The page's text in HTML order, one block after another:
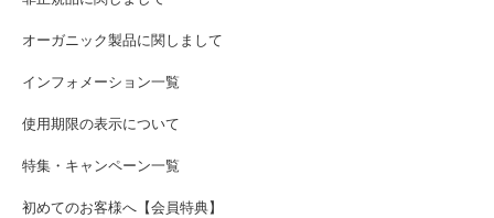
オーガニック製品に関しまして
インフォメーション一覧
使用期限の表示について
特集・キャンペーン一覧
初めてのお客様へ【会員特典】